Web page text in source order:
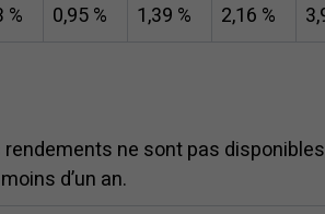
% 0,95% 1,39 % 2,16 % 3,
rendements ne sont pas
d’un an.